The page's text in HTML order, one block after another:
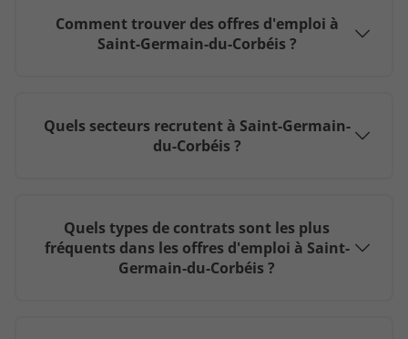
Comment trouver des offres d'emploi à
Saint-Germain-du-Corbéis ?
Quels secteurs recrutent à Saint-Germain-
du-Corbéis ?
Quels types de contrats sont les plus
fréquents dans les offres d'emploi à Saint-
Germain-du-Corbéis ?